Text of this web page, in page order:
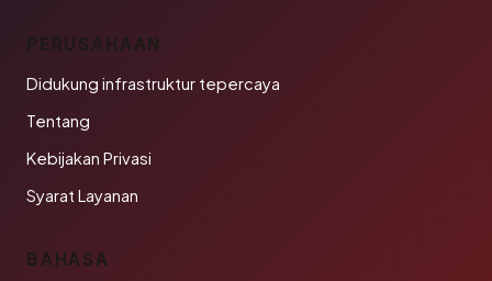
PERUSAHAAN
Didukung infrastruktur tepercaya
Tentang
Kebijakan Privasi
Syarat Layanan
BAHASA